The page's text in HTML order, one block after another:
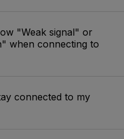
"Weak signal" or
when connecting to
connected to my